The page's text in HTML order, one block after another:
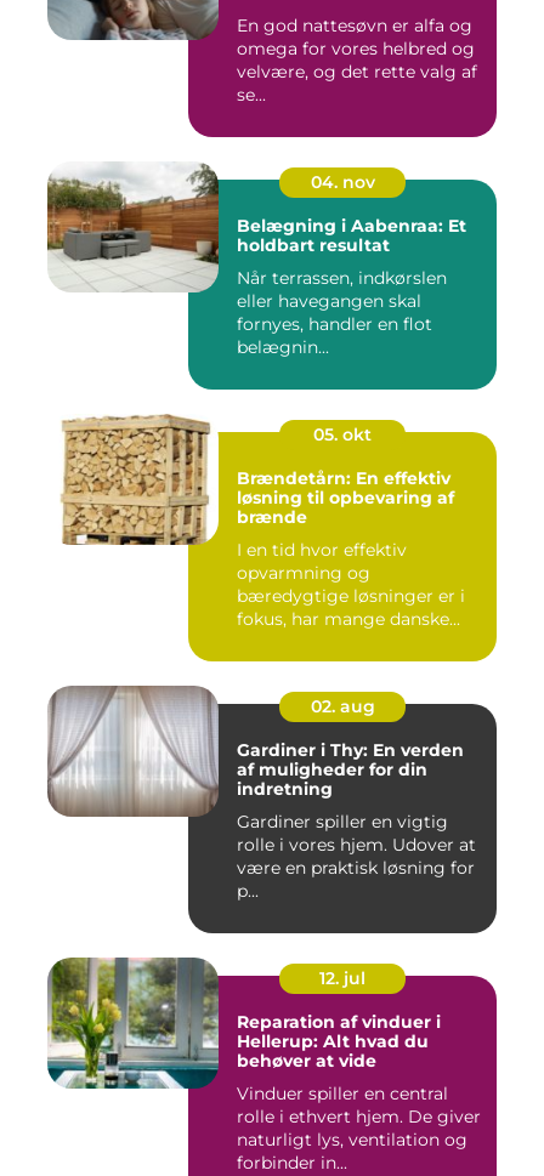
En god nattesøvn er alfa og
omega for vores helbred og
velvære, og det rette valg af
se...
04. nov
Belægning i Aabenraa: Et
holdbart resultat
Når terrassen, indkørslen
eller havegangen skal
fornyes, handler en flot
belægnin...
05. okt
Brændetårn: En effektiv
løsning til opbevaring af
brænde
I en tid hvor effektiv
opvarmning og
bæredygtige løsninger er i
fokus, har mange danske...
02. aug
Gardiner i Thy: En verden
af muligheder for din
indretning
Gardiner spiller en vigtig
rolle i vores hjem. Udover at
være en praktisk løsning for
p...
12. jul
Reparation af vinduer i
Hellerup: Alt hvad du
behøver at vide
Vinduer spiller en central
rolle i ethvert hjem. De giver
naturligt lys, ventilation og
forbinder in...